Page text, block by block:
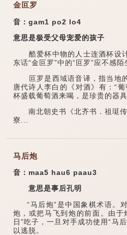
金叵罗
音：gam1 po2 lo4
意思是极受父母宠爱的孩子
酷爱杯中物的人士连酒杯设
东话“金叵罗”中的“叵罗”应不感陌
叵罗是西域语音译，指当地的
唐代诗人李白的《对酒》有：“
杯盛载葡萄酒来喝，是珍贵的器具
南北朝史书《北齐书．祖珽传
寮...
马后炮
音：maa5 hau6 paau3
意思是事后孔明
“马后炮”是中国象棋术语。
炮，或把马飞到炮的前面。由于
日”吃子，一旦对手成功使用“马
以逃脱。